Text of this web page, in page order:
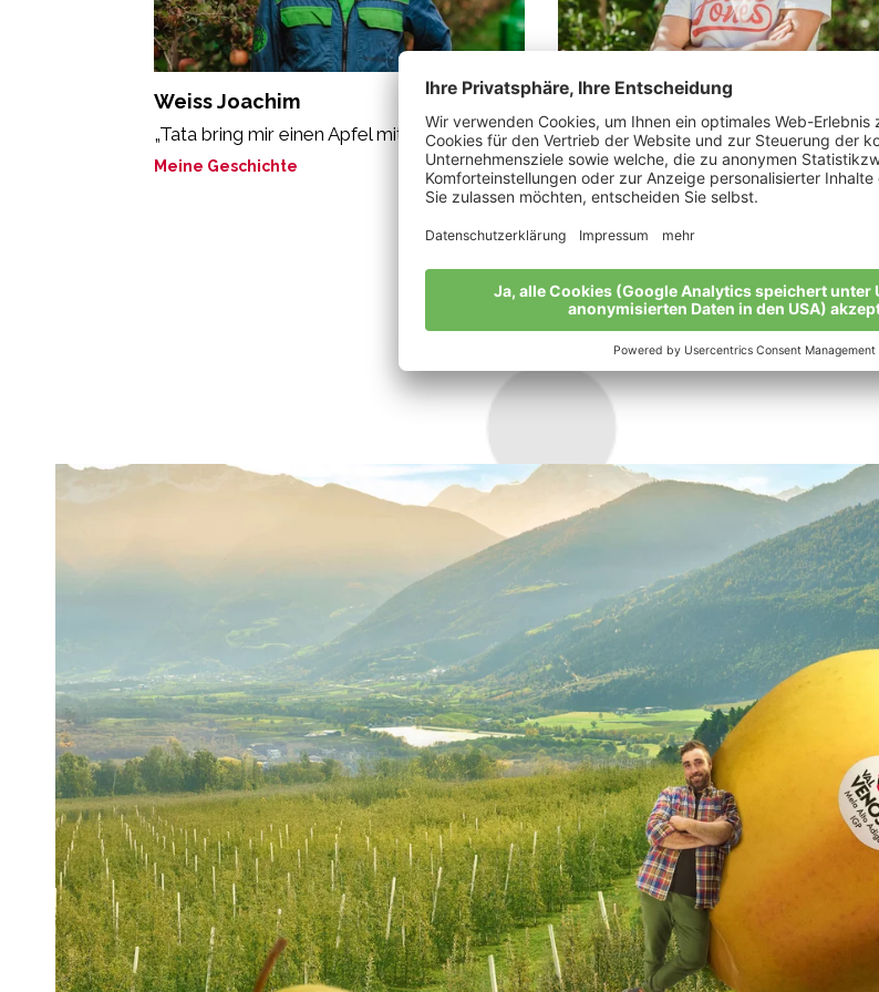
Weiss Joachim
„Tata bring mir einen Apfel mit!“
Meine Geschichte
Kiem Andreas
„Bio ist eine Entscheidung zurück zum
Ursprung.“
Meine Geschichte
Alle Bio-Bauern im Überblick